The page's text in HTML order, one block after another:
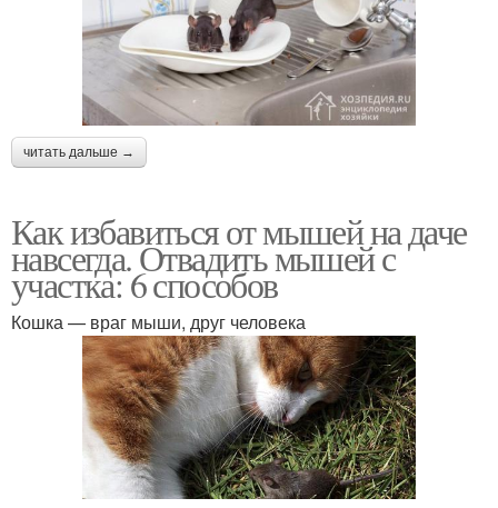
читать дальше →
Как избавиться от мышей на даче
навсегда. Отвадить мышей с
участка: 6 способов
Кошка — враг мыши, друг человека